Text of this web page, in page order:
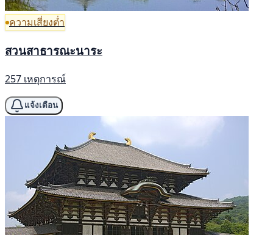
ความเสี่ยงต่ำ
สวนสาธารณะนาระ
257 เหตุการณ์
แจ้งเตือน